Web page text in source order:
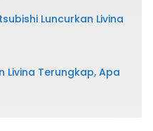
Luncurkan Livina
Livina Terungkap, Apa